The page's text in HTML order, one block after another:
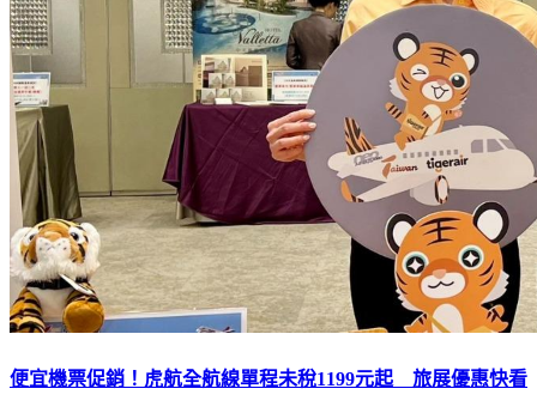
便宜機票促銷！虎航全航線單程未稅1199元起 旅展優惠快看